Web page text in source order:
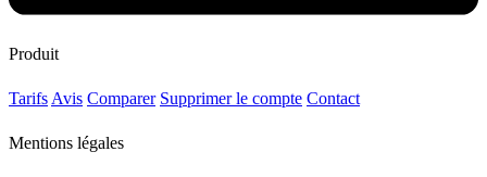
Produit
Tarifs Avis Comparer Supprimer le compte Contact
Mentions légales